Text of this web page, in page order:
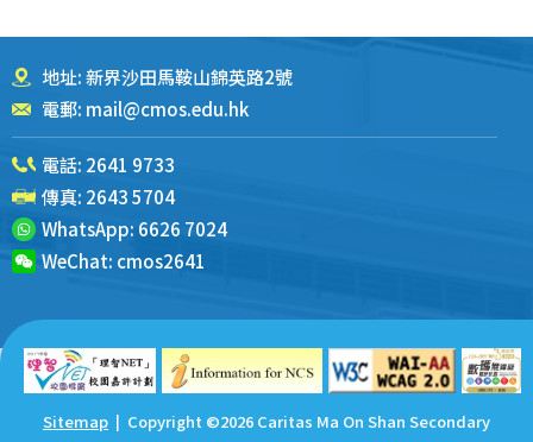
地址: 新界沙田馬鞍山錦英路2號
電郵: mail@cmos.edu.hk
電話: 2641 9733
傳真: 2643 5704
WhatsApp: 6626 7024
WeChat: cmos2641
Sitemap | Copyright ©2026 Caritas Ma On Shan Secondary